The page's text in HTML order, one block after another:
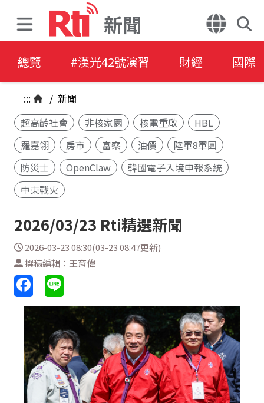
新聞
總覽 #漢光42號演習 財經 國際
::: / 新聞
超高齡社會
非核家園 核電重啟
HBL
羅嘉翎
房市 富察 油價
陸軍8軍團
防災士
OpenClaw
韓國電子入境申報系統
中東戰火
2026/03/23 Rti精選新聞
2026-03-23 08:30(03-23 08:47更新)
撰稿編輯：王育偉